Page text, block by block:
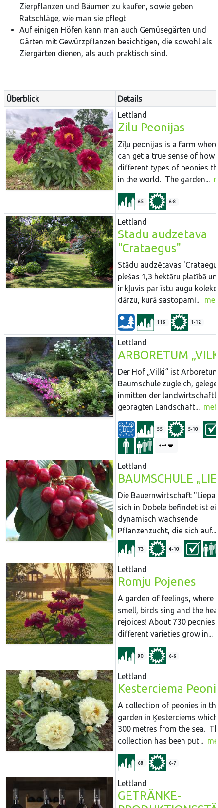
Zierpflanzen und Bäumen zu kaufen, sowie geben
Ratschläge, wie man sie pflegt.
Auf einigen Höfen kann man auch Gemüsegärten und
Gärten mit Gewürzpflanzen besichtigen, die sowohl als
Ziergärten dienen, als auch praktisch sind.
Überblick
Details
Lettland
Zilu Peonijas
Zīļu peonijas is a farm
can get a true sense of how
different types of peonies
in the world. The garden...
65 6-8
Lettland
Stadu audzetava
"Crataegus"
Stādu audzētavas
plešas 1,3 hektāru platībā
ir kļuvis par īstu augu
dārzu, kurā sastopami...
116 1-12
Lettland
ARBORETUM
Der Hof „Vilki“ ist
Baumschule zugleich,
inmitten der
geprägten Landschaft...
55 5-10
Lettland
BAUMSCHULE
Die Bauernwirtschaft
sich in Dobele befindet ist
dynamisch wachsende
Pflanzenzucht, die sich auf...
73 4-10
Lettland
Romju Pojenes
A garden of feelings, where
smell, birds sing and the
rejoices! About 730 peonies
different varieties grow in...
90 6-6
Lettland
Kesterciema
A collection of peonies in
garden in Ķesterciems
300 metres from the sea.
collection has been put...
68 6-7
Lettland
GETRÄNKE-